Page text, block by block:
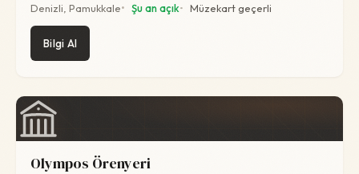
Denizli, Pamukkale Şu an açık Müzekart geçerli
Bilgi Al
Olympos Örenyeri